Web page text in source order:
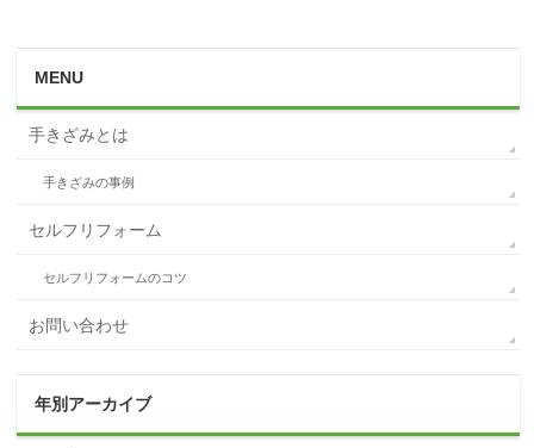
MENU
手きざみとは
手きざみの事例
セルフリフォーム
セルフリフォームのコツ
お問い合わせ
年別アーカイブ